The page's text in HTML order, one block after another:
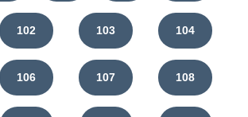
102 103 104
106 107 108